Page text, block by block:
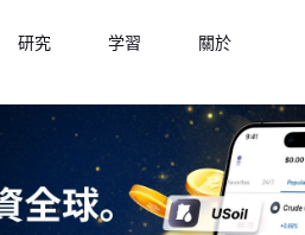
研究 学習 關於